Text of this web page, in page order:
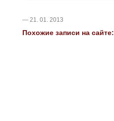
— 21. 01. 2013
Похожие записи на сайте: